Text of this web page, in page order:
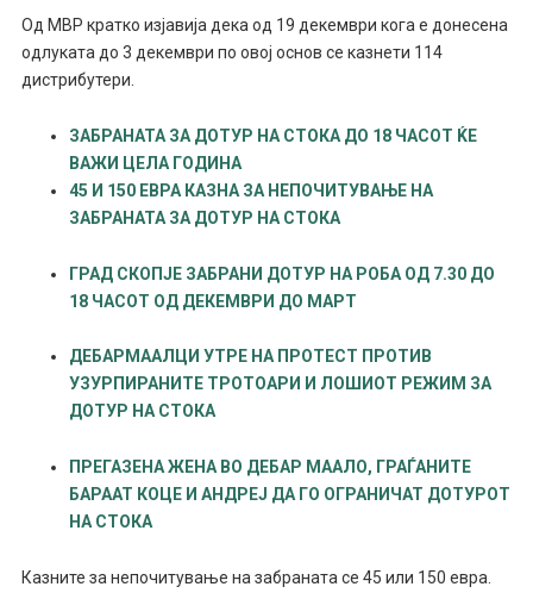
Од МВР кратко изјавија дека од 19 декември кога е донесена
одлуката до 3 декември по овој основ се казнети 114
дистрибутери.
ЗАБРАНАТА ЗА ДОТУР НА СТОКА ДО 18 ЧАСОТ ЌЕ
ВАЖИ ЦЕЛА ГОДИНА
45 И 150 ЕВРА КАЗНА ЗА НЕПОЧИТУВАЊЕ НА
ЗАБРАНАТА ЗА ДОТУР НА СТОКА
ГРАД СКОПЈЕ ЗАБРАНИ ДОТУР НА РОБА ОД 7.30 ДО
18 ЧАСОТ ОД ДЕКЕМВРИ ДО МАРТ
ДЕБАРМААЛЦИ УТРЕ НА ПРОТЕСТ ПРОТИВ
УЗУРПИРАНИТЕ ТРОТОАРИ И ЛОШИОТ РЕЖИМ ЗА
ДОТУР НА СТОКА
ПРЕГАЗЕНА ЖЕНА ВО ДЕБАР МААЛО, ГРАЃАНИТЕ
БАРААТ КОЦЕ И АНДРЕЈ ДА ГО ОГРАНИЧАТ ДОТУРОТ
НА СТОКА
Казните за непочитување на забраната се 45 или 150 евра.